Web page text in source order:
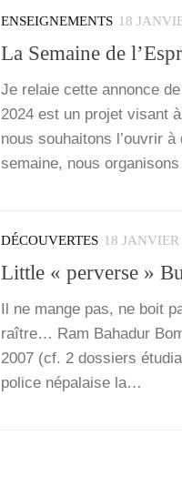
ENSEIGNEMENTS 18
La Semaine de
Je relaie cette annonce
2024 est un pro­jet visant
nous sou­hai­tons l’ou­vrir
semaine, nous
DÉCOUVERTES 18 JANVIER
Little « perverse »
Il ne mange pas, ne boit
raître… Ram Baha­dur
2007 (cf. 2 dos­siers
police népa­laise la…